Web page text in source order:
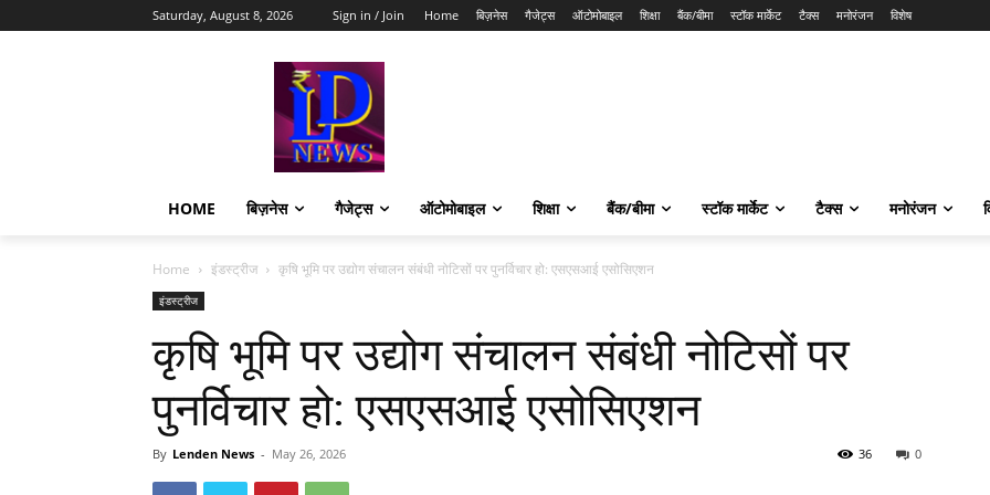
Saturday, August 8, 2026 Sign in / Join Home बिज़नेस गैजेट्स ऑटोमोबाइल शिक्षा बैंक/बीमा स्टॉक मार्केट टैक्स मनोरंजन विशेष
HOME बिज़नेस गैजेट्स ऑटोमोबाइल शिक्षा बैंक/बीमा स्टॉक मार्केट टैक्स मनोरंजन
Home इंडस्ट्रीज कृषि भूमि पर उद्योग संचालन संबंधी नोटिसों पर पुनर्विचार हो: एसएसआई एसोसिएशन
इंडस्ट्रीज
कृषि भूमि पर उद्योग संचालन संबंधी नोटिसों पर
पुनर्विचार हो: एसएसआई एसोसिएशन
By Lenden News - May 26, 2026 0
36